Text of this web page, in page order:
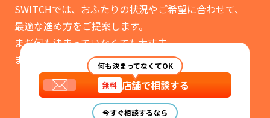
SWITCHでは、おふたりの状況やご希望に合わせて、
最適な進め方をご提案します。
まだ何も決まっていなくても大丈夫。
まずはお気軽にご相談ください。
何も決まってなくてOK
無料 店舗で相談する
今すぐ相談するなら